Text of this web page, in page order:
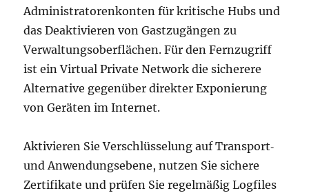
Administratorenkonten für kritische Hubs und
das Deaktivieren von Gastzugängen zu
Verwaltungsoberflächen. Für den Fernzugriff
ist ein Virtual Private Network die sicherere
Alternative gegenüber direkter Exponierung
von Geräten im Internet.
Aktivieren Sie Verschlüsselung auf Transport‑
und Anwendungsebene, nutzen Sie sichere
Zertifikate und prüfen Sie regelmäßig Logfiles